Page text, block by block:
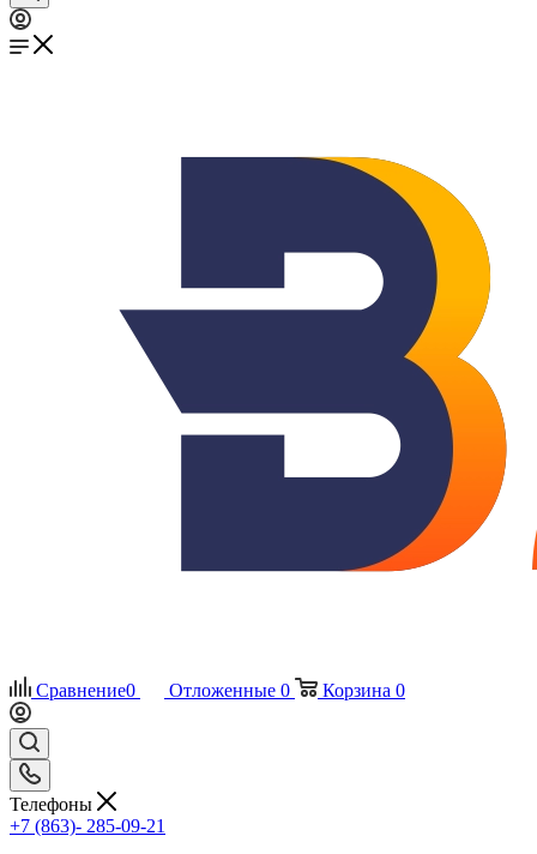
Сравнение0 Отложенные 0 Корзина 0
Телефоны
+7 (863)- 285-09-21